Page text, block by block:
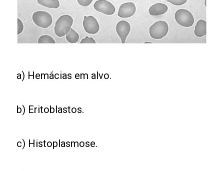
a) Hemácias em alvo.
b) Eritoblastos.
c) Histoplasmose.